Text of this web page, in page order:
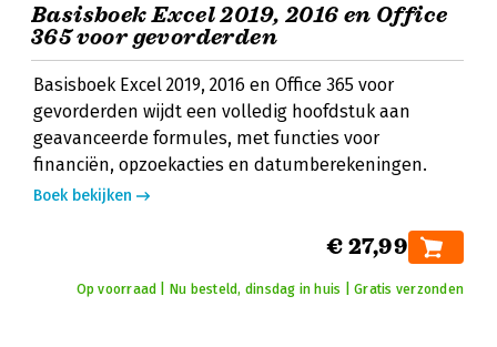
Basisboek Excel 2019, 2016 en Office
365 voor gevorderden
Basisboek Excel 2019, 2016 en Office 365 voor
gevorderden wijdt een volledig hoofdstuk aan
geavanceerde formules, met functies voor
financiën, opzoekacties en datumberekeningen.
Boek bekijken
€ 27,99
Op voorraad | Nu besteld, dinsdag in huis | Gratis verzonden